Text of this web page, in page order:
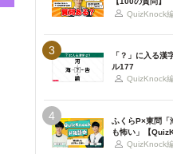
QuizKnock
3
「？」に入る漢
ル177
QuizKnock
4
ふくらP×東問「
も怖い」【
QuizKnock